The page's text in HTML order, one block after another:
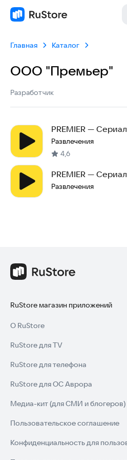
Главная Каталог
ООО "Премьер"
Разработчик
PREMIER —
Развлечения
4,6
PREMIER —
Развлечения
RuStore магазин приложений
О RuStore
RuStore для TV
RuStore для телефона
RuStore для ОС Аврора
Медиа-кит (для СМИ и блогеров)
Пользовательское соглашение
Конфиденциальность для